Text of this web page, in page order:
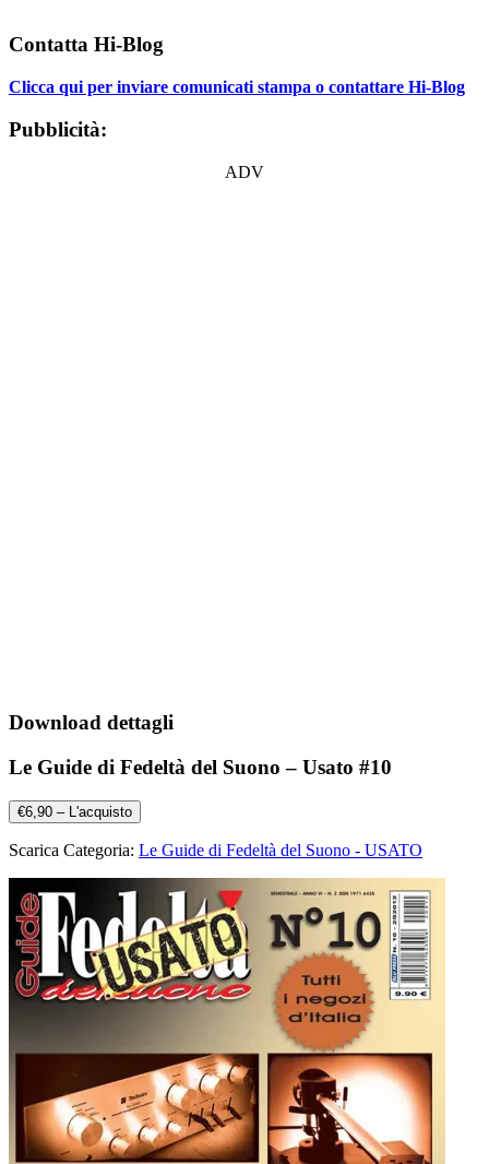
Contatta Hi-Blog
Clicca qui per inviare comunicati stampa o contattare Hi-Blog
Pubblicità:
ADV
Download dettagli
Le Guide di Fedeltà del Suono – Usato #10
€6,90 – L'acquisto
Scarica Categoria: Le Guide di Fedeltà del Suono - USATO